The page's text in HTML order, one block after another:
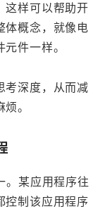
这样可以帮助开
体概念，就像电
件一样。
考深度，从而减
。
。某应用程序往
控制该应用程序